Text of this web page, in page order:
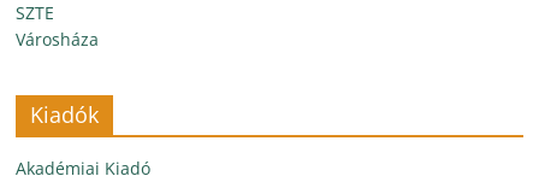
SZTE
Városháza
Kiadók
Akadémiai Kiadó